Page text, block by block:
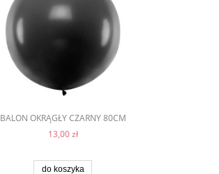
BALON OKRĄGŁY CZARNY 80CM
13,00 zł
do koszyka